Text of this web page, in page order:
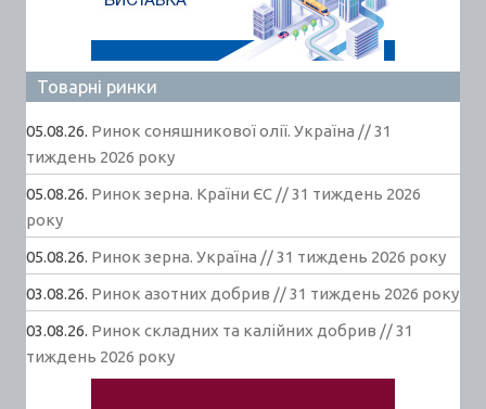
Товарні ринки
05.08.26. Ринок соняшникової олії. Україна // 31
тиждень 2026 року
05.08.26. Ринок зерна. Країни ЄС // 31 тиждень 2026
року
05.08.26. Ринок зерна. Україна // 31 тиждень 2026 року
03.08.26. Ринок азотних добрив // 31 тиждень 2026 року
03.08.26. Ринок складних та калійних добрив // 31
тиждень 2026 року